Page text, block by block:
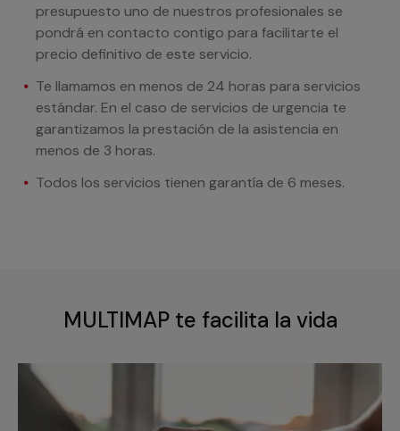
presupuesto uno de nuestros profesionales se
pondrá en contacto contigo para facilitarte el
precio definitivo de este servicio.
Te llamamos en menos de 24 horas para servicios
estándar. En el caso de servicios de urgencia te
garantizamos la prestación de la asistencia en
menos de 3 horas.
Todos los servicios tienen garantía de 6 meses.
MULTIMAP te facilita la vida